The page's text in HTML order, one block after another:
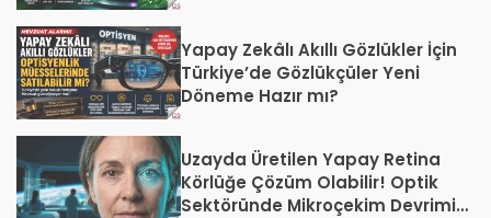
Yapay Zekâlı Akıllı Gözlükler İçin
Türkiye’de Gözlükçüler Yeni
Döneme Hazır mı?
Uzayda Üretilen Yapay Retina
Körlüğe Çözüm Olabilir! Optik
Sektöründe Mikroçekim Devrimi